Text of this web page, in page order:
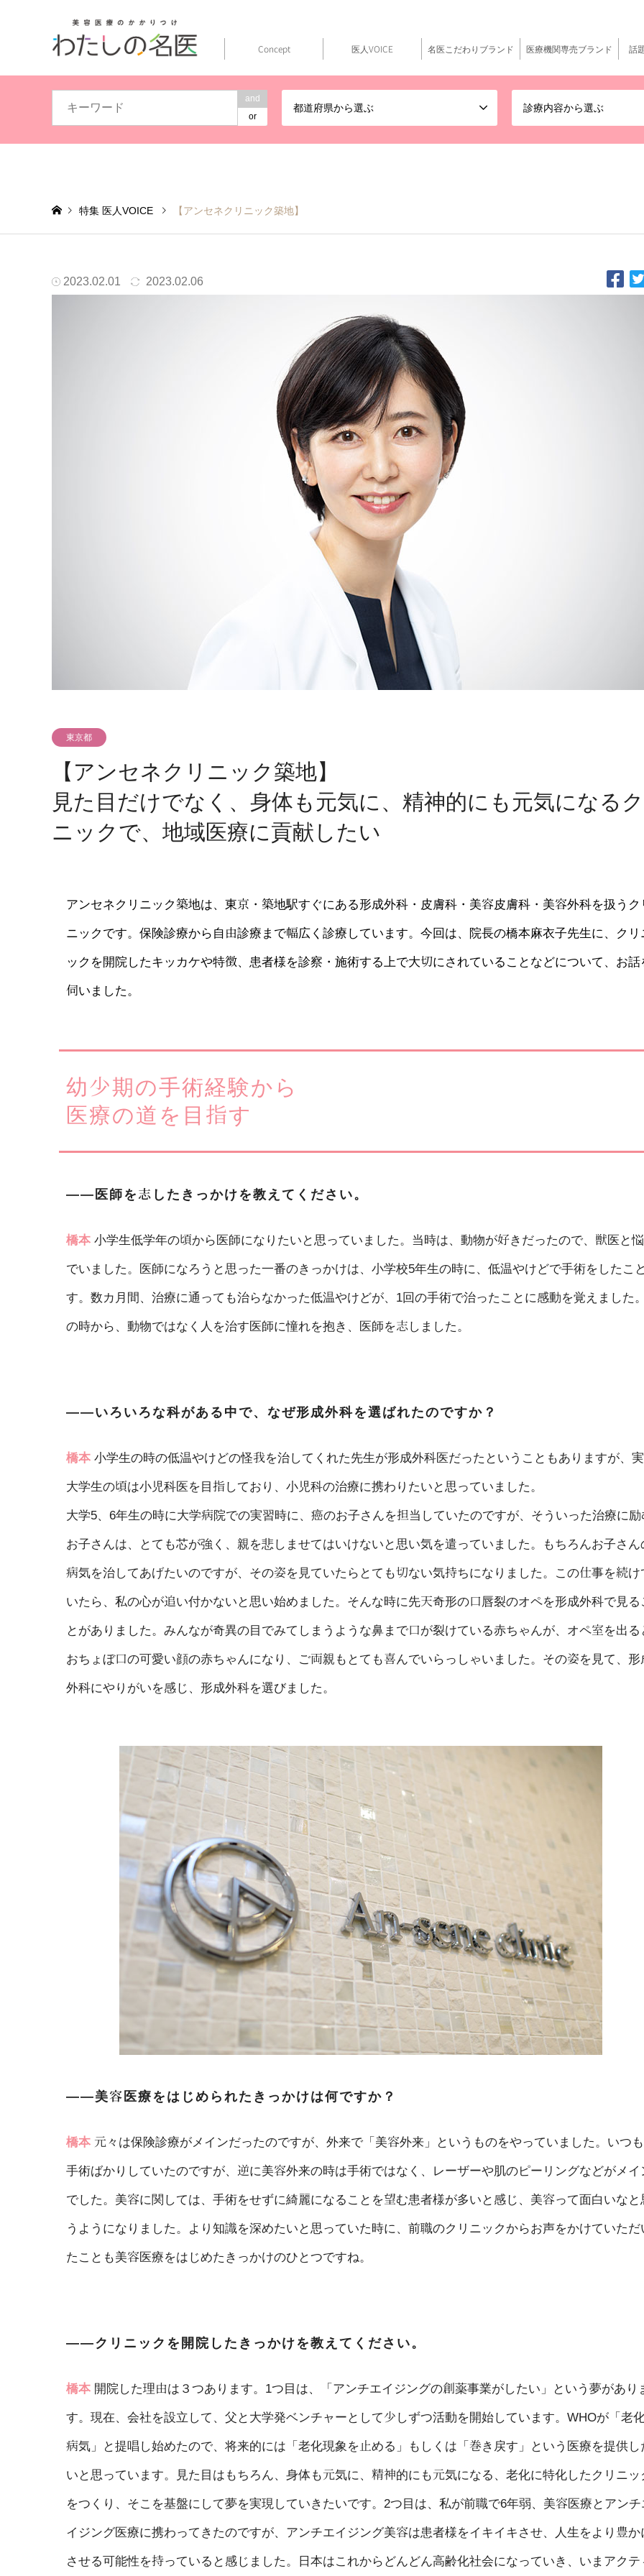
and
or
都道府県から選ぶ 診療内容から選ぶ
Concept 医人VOICE 名医こだわりブランド 医療機関専売ブランド 話
特集 医人VOICE 【アンセネクリニック築地】
2023.02.01 2023.02.06
東京都
【アンセネクリニック築地】
見た目だけでなく、身体も元気に、精神的にも元気になるク
ニックで、地域医療に貢献したい
アンセネクリニック築地は、東京・築地駅すぐにある形成外科・皮膚科・美容皮膚科・美容外科を扱うク
ニックです。保険診療から自由診療まで幅広く診療しています。今回は、院長の橋本麻衣子先生に、クリ
ックを開院したキッカケや特徴、患者様を診察・施術する上で大切にされていることなどについて、お話
伺いました。
幼少期の手術経験から
医療の道を目指す
――医師を志したきっかけを教えてください。
橋本 小学生低学年の頃から医師になりたいと思っていました。当時は、動物が好きだったので、獣医と
でいました。医師になろうと思った一番のきっかけは、小学校5年生の時に、低温やけどで手術をしたこ
す。数カ月間、治療に通っても治らなかった低温やけどが、1回の手術で治ったことに感動を覚えました
の時から、動物ではなく人を治す医師に憧れを抱き、医師を志しました。
――いろいろな科がある中で、なぜ形成外科を選ばれたのですか？
橋本 小学生の時の低温やけどの怪我を治してくれた先生が形成外科医だったということもありますが、
大学生の頃は小児科医を目指しており、小児科の治療に携わりたいと思っていました。
大学5、6年生の時に大学病院での実習時に、癌のお子さんを担当していたのですが、そういった治療に励
お子さんは、とても芯が強く、親を悲しませてはいけないと思い気を遣っていました。もちろんお子さん
病気を治してあげたいのですが、その姿を見ていたらとても切ない気持ちになりました。この仕事を続け
いたら、私の心が追い付かないと思い始めました。そんな時に先天奇形の口唇裂のオペを形成外科で見る
とがありました。みんなが奇異の目でみてしまうような鼻まで口が裂けている赤ちゃんが、オペ室を出る
おちょぼ口の可愛い顔の赤ちゃんになり、ご両親もとても喜んでいらっしゃいました。その姿を見て、形
外科にやりがいを感じ、形成外科を選びました。
――美容医療をはじめられたきっかけは何ですか？
橋本 元々は保険診療がメインだったのですが、外来で「美容外来」というものをやっていました。いつ
手術ばかりしていたのですが、逆に美容外来の時は手術ではなく、レーザーや肌のピーリングなどがメイ
でした。美容に関しては、手術をせずに綺麗になることを望む患者様が多いと感じ、美容って面白いなと
うようになりました。より知識を深めたいと思っていた時に、前職のクリニックからお声をかけていただ
たことも美容医療をはじめたきっかけのひとつですね。
――クリニックを開院したきっかけを教えてください。
橋本 開院した理由は３つあります。1つ目は、「アンチエイジングの創薬事業がしたい」という夢があり
す。現在、会社を設立して、父と大学発ベンチャーとして少しずつ活動を開始しています。WHOが「老
病気」と提唱し始めたので、将来的には「老化現象を止める」もしくは「巻き戻す」という医療を提供し
いと思っています。見た目はもちろん、身体も元気に、精神的にも元気になる、老化に特化したクリニッ
をつくり、そこを基盤にして夢を実現していきたいです。2つ目は、私が前職で6年弱、美容医療とアンチ
イジング医療に携わってきたのですが、アンチエイジング美容は患者様をイキイキさせ、人生をより豊か
させる可能性を持っていると感じました。日本はこれからどんどん高齢化社会になっていき、いまアクテ